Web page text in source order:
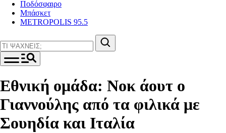
Ποδόσφαιρο
Μπάσκετ
METROPOLIS 95.5
Εθνική ομάδα: Νοκ άουτ ο
Γιαννούλης από τα φιλικά με
Σουηδία και Ιταλία